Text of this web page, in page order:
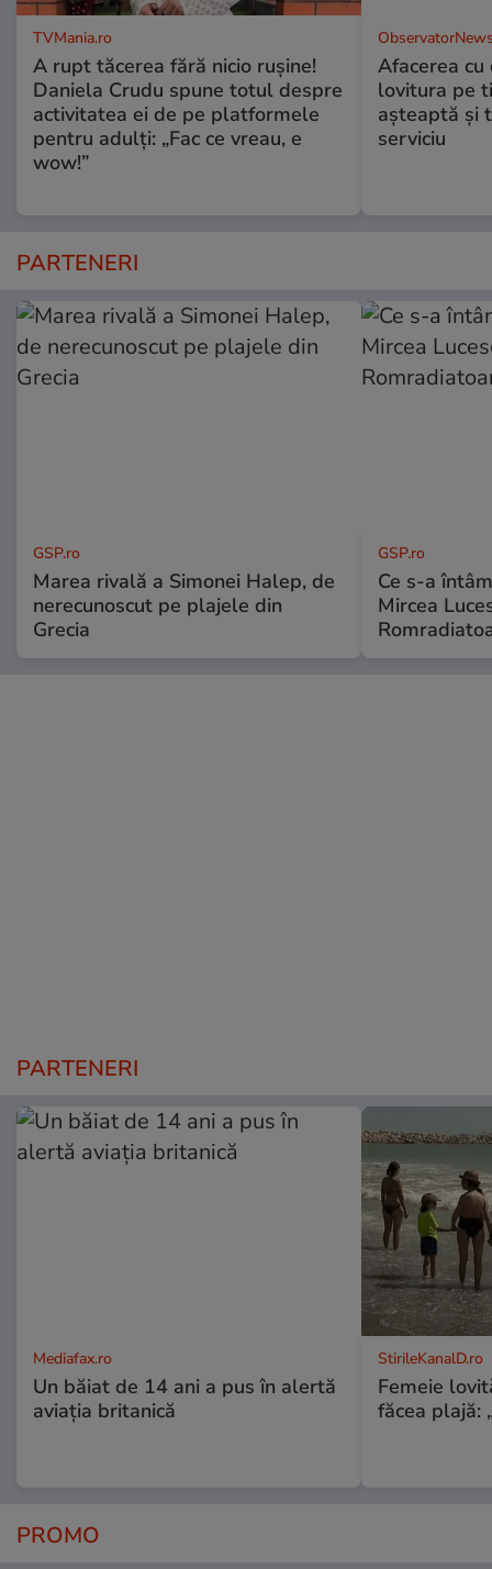
TVMania.ro
A rupt tăcerea fără nicio rușine!
Daniela Crudu spune totul despre
activitatea ei de pe platformele
pentru adulți: „Fac ce vreau, e
wow!”
Afacerea
lovitura pe
aşteaptă şi
serviciu
PARTENERI
GSP.ro
Marea rivală a Simonei Halep, de
nerecunoscut pe plajele din
Grecia
GSP.ro
Ce s-a
Mircea
PARTENERI
Mediafax.ro
Un băiat de 14 ani a pus în alertă
aviația britanică
StirileKanalD.ro
Femeie
făcea plajă:
PROMO